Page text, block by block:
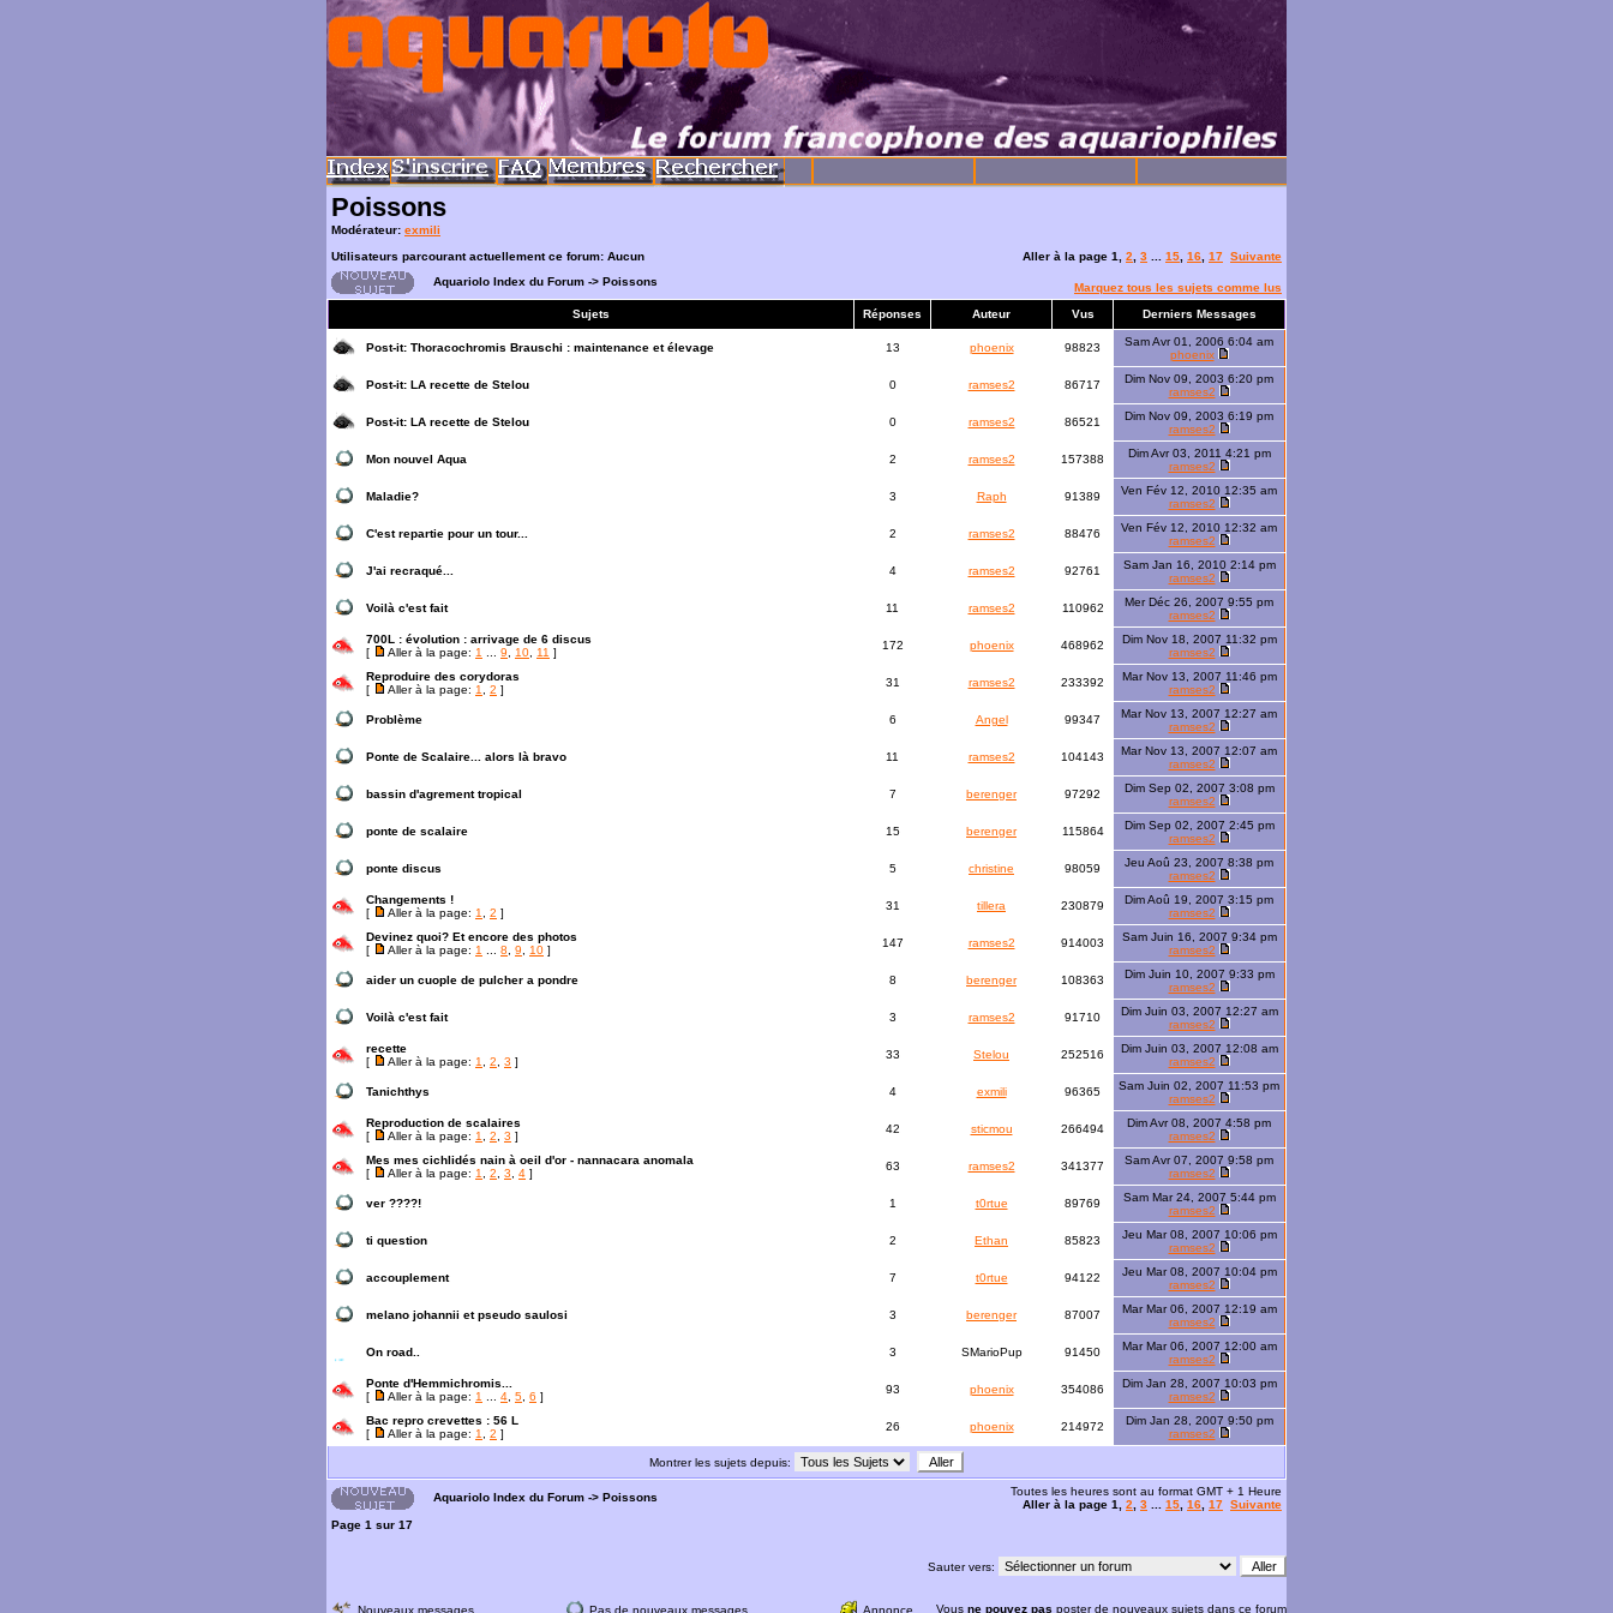
Poissons
Modérateur: exmili
Utilisateurs parcourant actuellement ce forum: Aucun
Aller à la page 1 2 3 15 16 17 Suivante
Aquariolo Index du Forum -> Poissons
Marquez tous les sujets comme lus
Sujets
Réponses Auteur Vus Derniers Messages
Post-it: Thoracochromis Brauschi : maintenance et élevage 13 phoenix 98823
Sam Avr 01, 2006 6:04 am
phoenix
Post-it: LA recette de Stelou 0 ramses2 86717
Dim Nov 09, 2003 6:20 pm
ramses2
Post-it: LA recette de Stelou 0 ramses2 86521
Dim Nov 09, 2003 6:19 pm
ramses2
Mon nouvel Aqua 2 ramses2 157388
Dim Avr 03, 2011 4:21 pm
ramses2
Maladie? 3 Raph 91389
Ven Fév 12, 2010 12:35 am
ramses2
C'est repartie pour un tour... 2 ramses2 88476
Ven Fév 12, 2010 12:32 am
ramses2
J'ai recraqué... 4 ramses2 92761
Sam Jan 16, 2010 2:14 pm
ramses2
Voilà c'est fait 11 ramses2 110962
Mer Déc 26, 2007 9:55 pm
ramses2
700L : évolution : arrivage de 6 discus
[
Aller à la page: 1 9 10 11 ]
172 phoenix 468962
Dim Nov 18, 2007 11:32 pm
ramses2
Reproduire des corydoras
[
Aller à la page: 1 2 ]
31 ramses2 233392
Mar Nov 13, 2007 11:46 pm
ramses2
Problème 6 Angel 99347
Mar Nov 13, 2007 12:27 am
ramses2
Ponte de Scalaire... alors là bravo 11 ramses2 104143
Mar Nov 13, 2007 12:07 am
ramses2
bassin d'agrement tropical 7 berenger 97292
Dim Sep 02, 2007 3:08 pm
ramses2
ponte de scalaire 15 berenger 115864
Dim Sep 02, 2007 2:45 pm
ramses2
ponte discus 5 christine 98059
Jeu Aoû 23, 2007 8:38 pm
ramses2
Changements !
[
Aller à la page: 1 2 ]
31 tillera 230879
Dim Aoû 19, 2007 3:15 pm
ramses2
Devinez quoi? Et encore des photos
[
Aller à la page: 1 8 9 10 ]
147 ramses2 914003
Sam Juin 16, 2007 9:34 pm
ramses2
aider un cuople de pulcher a pondre 8 berenger 108363
Dim Juin 10, 2007 9:33 pm
ramses2
Voilà c'est fait 3 ramses2 91710
Dim Juin 03, 2007 12:27 am
ramses2
recette
[
Aller à la page: 1 2 3 ]
33 Stelou 252516
Dim Juin 03, 2007 12:08 am
ramses2
Tanichthys 4 exmili 96365
Sam Juin 02, 2007 11:53 pm
ramses2
Reproduction de scalaires
[
Aller à la page: 1 2 3 ]
42 sticmou 266494
Dim Avr 08, 2007 4:58 pm
ramses2
Mes mes cichlidés nain à oeil d'or - nannacara anomala
[
Aller à la page: 1 2 3 4 ]
63 ramses2 341377
Sam Avr 07, 2007 9:58 pm
ramses2
ver ????! 1 t0rtue 89769
Sam Mar 24, 2007 5:44 pm
ramses2
ti question 2 Ethan 85823
Jeu Mar 08, 2007 10:06 pm
ramses2
accouplement 7 t0rtue 94122
Jeu Mar 08, 2007 10:04 pm
ramses2
melano johannii et pseudo saulosi 3 berenger 87007
Mar Mar 06, 2007 12:19 am
ramses2
On road.. 3 SMarioPup 91450
Mar Mar 06, 2007 12:00 am
ramses2
Ponte d'Hemmichromis...
[
Aller à la page: 1 4 5 6 ]
93 phoenix 354086
Dim Jan 28, 2007 10:03 pm
ramses2
Bac repro crevettes : 56 L
[
Aller à la page: 1 2 ]
26 phoenix 214972
Dim Jan 28, 2007 9:50 pm
ramses2
Montrer les sujets depuis:
Aquariolo Index du Forum -> Poissons
Toutes les heures sont au format GMT + 1 Heure
Aller à la page 1 2 3 15 16 17 Suivante
Page 1 sur 17
Sauter vers:
Nouveaux messages Pas de nouveaux messages Annonce Vous ne pouvez pas poster de nouveaux sujets dans ce forum